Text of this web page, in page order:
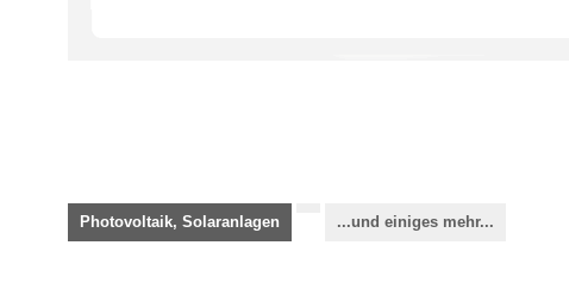
Photovoltaik, Solaranlagen ...und einiges mehr...